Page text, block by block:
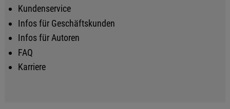
Kundenservice
Infos für Geschäftskunden
Infos für Autoren
FAQ
Karriere